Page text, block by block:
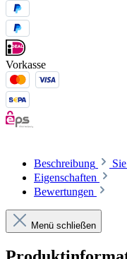
Vorkasse
Beschreibung
Eigenschaften
Bewertungen
Menü schließen